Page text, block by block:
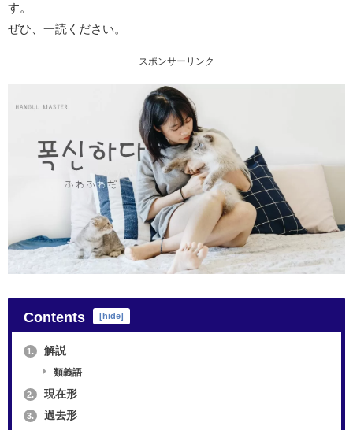
す。
ぜひ、一読ください。
スポンサーリンク
Contents [hide]
1. 解説
類義語
2. 現在形
3. 過去形